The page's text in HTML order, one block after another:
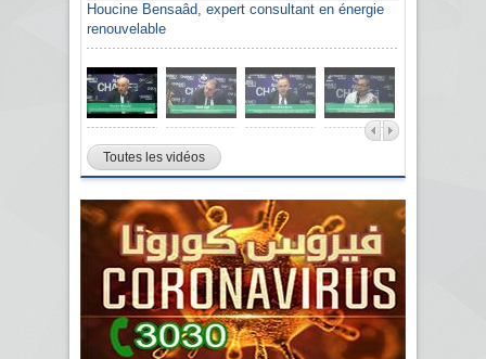
Houcine Bensaâd, expert consultant en énergie
renouvelable
Toutes les vidéos